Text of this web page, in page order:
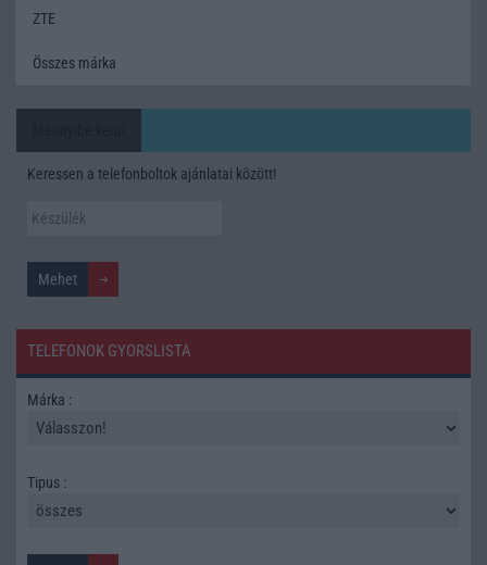
ZTE
Összes márka
Keressen a telefonboltok ajánlatai között!
TELEFONOK GYORSLISTA
Márka :
Tipus :